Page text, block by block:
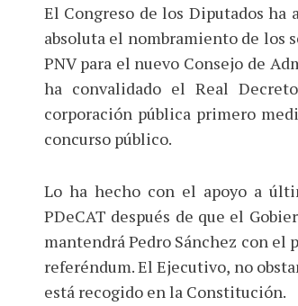
El Congreso de los Diputados ha
absoluta el nombramiento de los
PNV para el nuevo Consejo de
ha convalidado el Real
corporación pública primero
concurso público.
Lo ha hecho con el apoyo a
PDeCAT después de que el
mantendrá Pedro Sánchez con
referéndum. El Ejecutivo, no
está recogido en la Constitución.